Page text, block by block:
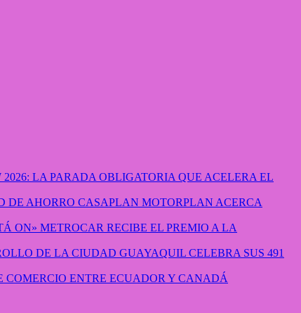
2026: LA PARADA OBLIGATORIA QUE ACELERA EL
CASAPLAN MOTORPLAN ACERCA
METROCAR RECIBE EL PREMIO A LA
GUAYAQUIL CELEBRA SUS 491
COMERCIO ENTRE ECUADOR Y CANADÁ